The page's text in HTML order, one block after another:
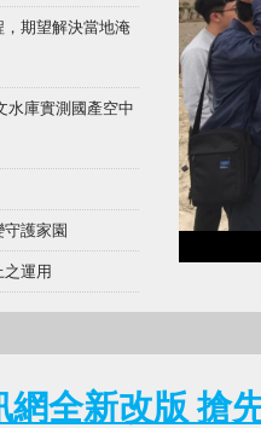
期望解決當地淹
水庫實測國產空中
護家園
運用
網全新改版 搶